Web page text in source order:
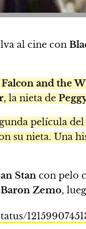
al cine con
and the
, la nieta de
película del
su nieta. Una
Stan con pelo
Baron Zemo,